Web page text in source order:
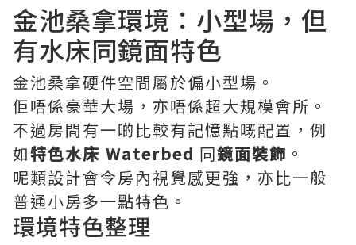
金池桑拿環境：小型場，但
有水床同鏡面特色
金池桑拿硬件空間屬於偏小型場。
佢唔係豪華大場，亦唔係超大規模會所。
不過房間有一啲比較有記憶點嘅配置，例
如特色水床 Waterbed 同鏡面裝飾 。
呢類設計會令房內視覺感更強，亦比一般
普通小房多一點特色。
環境特色整理